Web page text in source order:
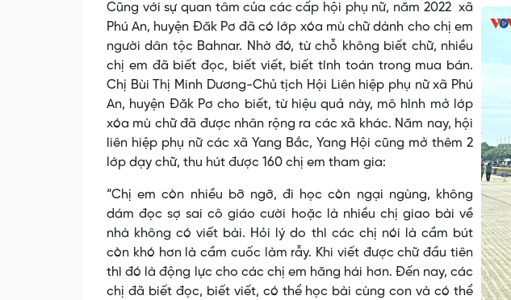
Cũng với sự quan tâm của các cấp hội phụ nữ, năm 2022 xã
Phú An, huyện Đăk Pơ đã có lớp xóa mù chữ dành cho chị em
người dân tộc Bahnar. Nhờ đó, từ chỗ không biết chữ, nhiều
chị em đã biết đọc, biết viết, biết tính toán trong mua bán.
Chị Bùi Thị Minh Dương-Chủ tịch Hội Liên hiệp phụ nữ xã Phú
An, huyện Đăk Pơ cho biết, từ hiệu quả này, mô hình mở lớp
xóa mù chữ đã được nhân rộng ra các xã khác. Năm nay, hội
liên hiệp phụ nữ các xã Yang Bắc, Yang Hội cũng mở thêm 2
lớp dạy chữ, thu hút được 160 chị em tham gia:
“Chị em còn nhiều bỡ ngỡ, đi học còn ngại ngùng, không
dám đọc sợ sai cô giáo cười hoặc là nhiều chị giao bài về
nhà không có viết bài. Hỏi lý do thì các chị nói là cầm bút
còn khó hơn là cầm cuốc làm rẫy. Khi viết được chữ đầu tiên
thì đó là động lực cho các chị em hăng hái hơn. Đến nay, các
chị đã biết đọc, biết viết, có thể học bài cùng con và có thể